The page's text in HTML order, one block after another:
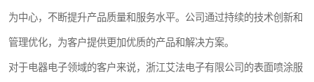
为中心，不断提升产品质量和服务水平。公司通过持续的技术创新和
管理优化，为客户提供更加优质的产品和解决方案。
对于电器电子领域的客户来说，浙江艾法电子有限公司的表面喷涂服